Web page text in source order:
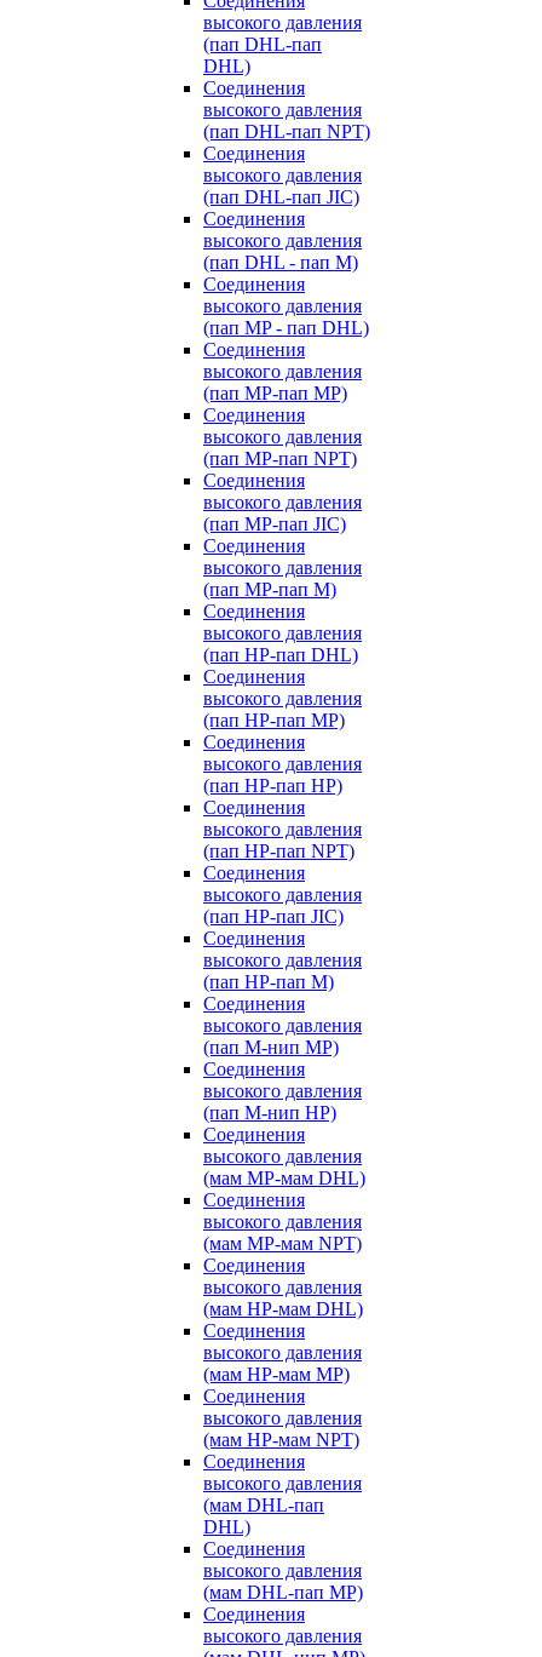
высокого давления
(пап DHL-пап
DHL)
Соединения
высокого давления
(пап DHL-пап NPT)
Соединения
высокого давления
(пап DHL-пап JIC)
Cоединения
высокого давления
(пап DHL - пап M)
Cоединения
высокого давления
(пап MP - пап DHL)
Соединения
высокого давления
(пап MP-пап MP)
Соединения
высокого давления
(пап MP-пап NPT)
Соединения
высокого давления
(пап MP-пап JIC)
Соединения
высокого давления
(пап MP-пап M)
Соединения
высокого давления
(пап HP-пап DHL)
Соединения
высокого давления
(пап HP-пап MP)
Соединения
высокого давления
(пап HP-пап HP)
Соединения
высокого давления
(пап HP-пап NPT)
Соединения
высокого давления
(пап HP-пап JIC)
Соединения
высокого давления
(пап HP-пап M)
Соединения
высокого давления
(пап M-нип MP)
Соединения
высокого давления
(пап M-нип HP)
Соединения
высокого давления
(мам MP-мам DHL)
Соединения
высокого давления
(мам MP-мам NPT)
Соединения
высокого давления
(мам HP-мам DHL)
Соединения
высокого давления
(мам HP-мам MP)
Соединения
высокого давления
(мам HP-мам NPT)
Соединения
высокого давления
(мам DHL-пап
DHL)
Соединения
высокого давления
(мам DHL-пап MP)
Соединения
высокого давления